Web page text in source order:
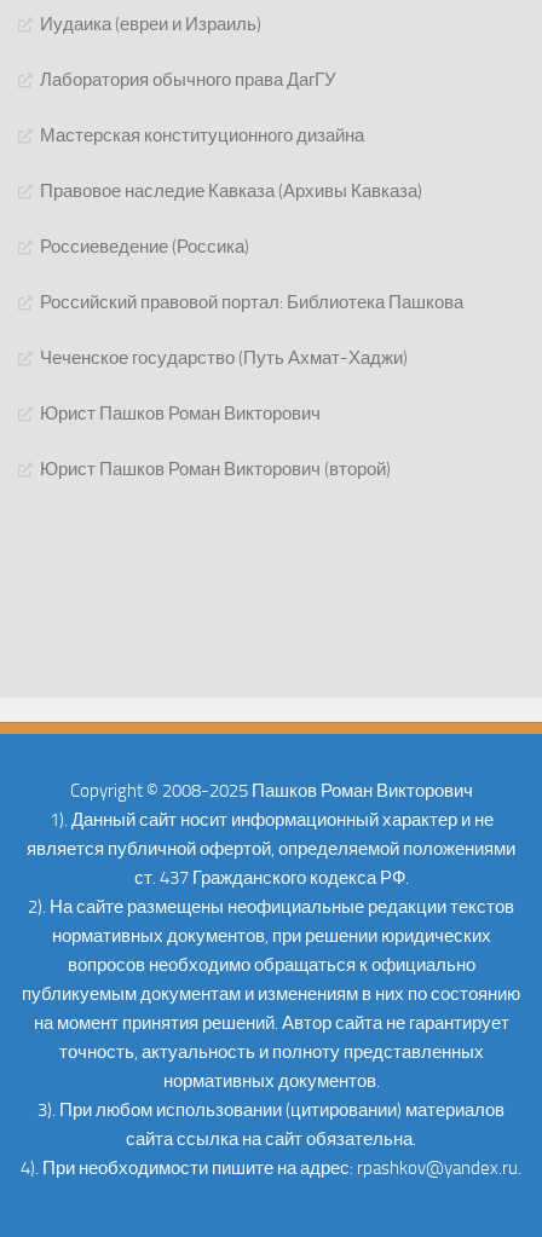
Иудаика (евреи и Израиль)
Лаборатория обычного права ДагГУ
Мастерская конституционного дизайна
Правовое наследие Кавказа (Архивы Кавказа)
Россиеведение (Россика)
Российский правовой портал: Библиотека Пашкова
Чеченское государство (Путь Ахмат-Хаджи)
Юрист Пашков Роман Викторович
Юрист Пашков Роман Викторович (второй)
Copyright © 2008-2025 Пашков Роман Викторович
1). Данный сайт носит информационный характер и не
является публичной офертой, определяемой положениями
ст. 437 Гражданского кодекса РФ.
2). На сайте размещены неофициальные редакции текстов
нормативных документов, при решении юридических
вопросов необходимо обращаться к официально
публикуемым документам и изменениям в них по состоянию
на момент принятия решений. Автор сайта не гарантирует
точность, актуальность и полноту представленных
нормативных документов.
3). При любом использовании (цитировании) материалов
сайта ссылка на сайт обязательна.
4). При необходимости пишите на адрес: rpashkov@yandex.ru.